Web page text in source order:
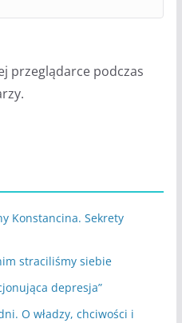
przeglądarce podczas
Konstancina. Sekrety
straciliśmy siebie
depresja”
O władzy, chciwości i